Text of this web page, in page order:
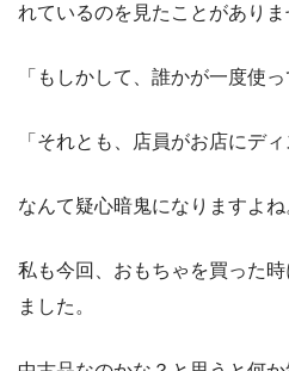
れているのを見たことがありま
「もしかして、誰かが一度使
「それとも、店員がお店にデ
なんて疑心暗鬼になりますよね
私も今回、おもちゃを買った
ました。